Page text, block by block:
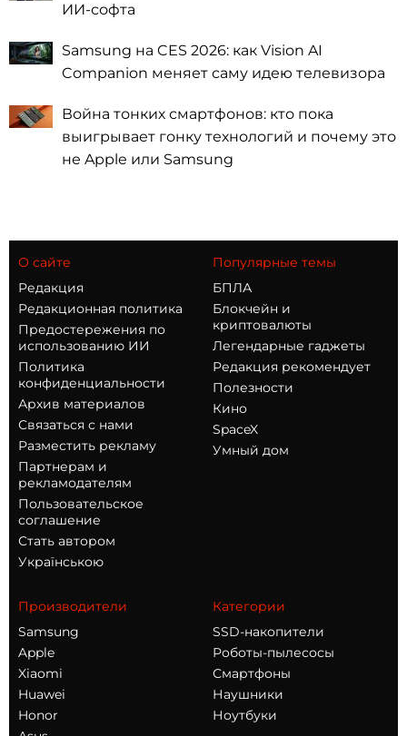
ИИ-софта
Samsung на CES 2026: как Vision AI
Companion меняет саму идею телевизора
Война тонких смартфонов: кто пока
выигрывает гонку технологий и почему это
не Apple или Samsung
О сайте
Редакция
Редакционная политика
Предостережения по
использованию ИИ
Политика
конфиденциальности
Архив материалов
Связаться с нами
Разместить рекламу
Партнерам и
рекламодателям
Пользовательское
соглашение
Стать автором
Українською
Популярные темы
БПЛА
Блокчейн и
криптовалюты
Легендарные гаджеты
Редакция рекомендует
Полезности
Кино
SpaceX
Умный дом
Производители
Samsung
Apple
Xiaomi
Huawei
Honor
Категории
SSD-накопители
Роботы-пылесосы
Смартфоны
Наушники
Ноутбуки